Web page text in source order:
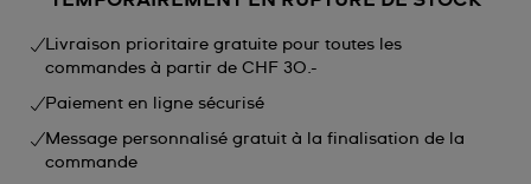
Livraison prioritaire gratuite pour toutes les
commandes à partir de CHF 30.-
Paiement en ligne sécurisé
Message personnalisé gratuit à la finalisation de la
commande